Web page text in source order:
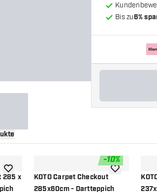
Bis zu6%
285 x
Zur Wunschliste hinzufügen
-10%
KOTO Carpet Checkout
285x60cm - Dartteppich
Zur